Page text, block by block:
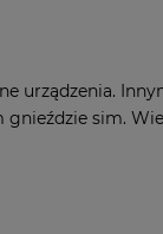
urządzenia.
sim.